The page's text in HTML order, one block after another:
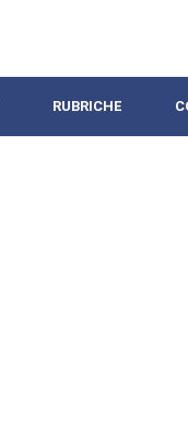
RUBRICHE